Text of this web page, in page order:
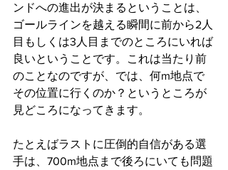
ンドへの進出が決まるということは、
ゴールラインを越える瞬間に前から2人
目もしくは3人目までのところにいれば
良いということです。これは当たり前
のことなのですが、では、何m地点で
その位置に行くのか？というところが
見どころになってきます。
たとえばラストに圧倒的自信がある選
手は、700m地点まで後ろにいても問題